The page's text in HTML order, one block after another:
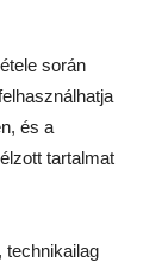
során
és a
tartalmat
technikailag